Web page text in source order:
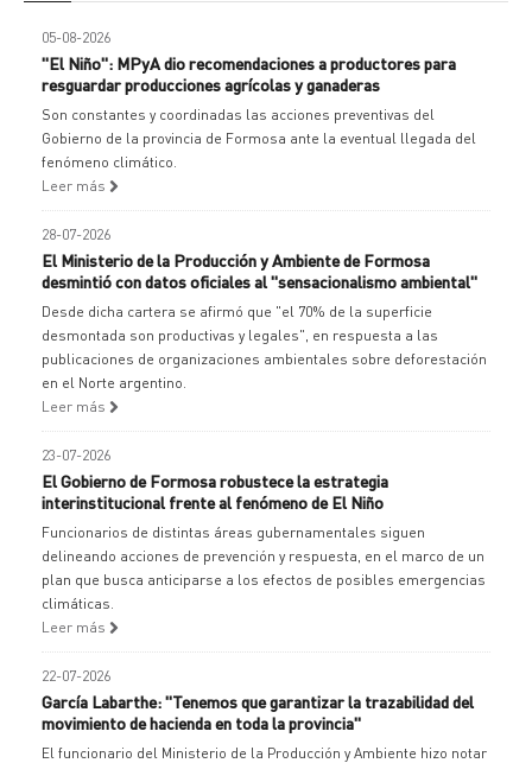
05-08-2026
"El Niño": MPyA dio recomendaciones a productores para
resguardar producciones agrícolas y ganaderas
Son constantes y coordinadas las acciones preventivas del
Gobierno de la provincia de Formosa ante la eventual llegada del
fenómeno climático.
Leer más
28-07-2026
El Ministerio de la Producción y Ambiente de Formosa
desmintió con datos oficiales al "sensacionalismo ambiental"
Desde dicha cartera se afirmó que "el 70% de la superficie
desmontada son productivas y legales", en respuesta a las
publicaciones de organizaciones ambientales sobre deforestación
en el Norte argentino.
Leer más
23-07-2026
El Gobierno de Formosa robustece la estrategia
interinstitucional frente al fenómeno de El Niño
Funcionarios de distintas áreas gubernamentales siguen
delineando acciones de prevención y respuesta, en el marco de un
plan que busca anticiparse a los efectos de posibles emergencias
climáticas.
Leer más
22-07-2026
García Labarthe: "Tenemos que garantizar la trazabilidad del
movimiento de hacienda en toda la provincia"
El funcionario del Ministerio de la Producción y Ambiente hizo notar